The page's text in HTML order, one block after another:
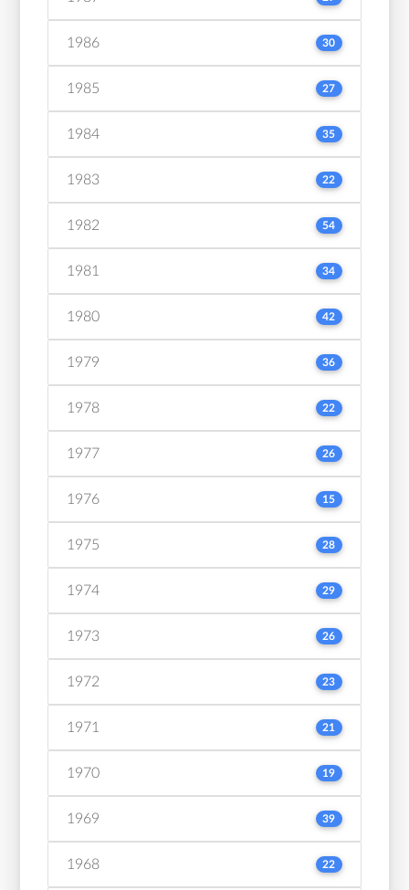
1986 30
1985 27
1984 35
1983 22
1982 54
1981 34
1980 42
1979 36
1978 22
1977 26
1976 15
1975 28
1974 29
1973 26
1972 23
1971 21
1970 19
1969 39
1968 22